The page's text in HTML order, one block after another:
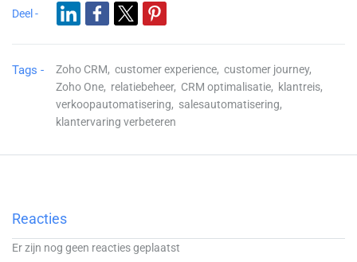
Deel -
Tags - Zoho CRM, customer experience, customer journey,
Zoho One, relatiebeheer, CRM optimalisatie, klantreis,
verkoopautomatisering, salesautomatisering,
klantervaring verbeteren
Reacties
Er zijn nog geen reacties geplaatst